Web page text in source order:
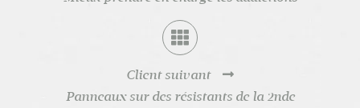
Client suivant
Panneaux sur des résistants de la 2nde